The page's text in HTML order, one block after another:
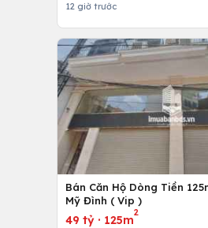
12 giờ trước
Bán Căn Hộ Dòng Tiền
Mỹ Đình ( Vip )
49 tỷ · 125m
2